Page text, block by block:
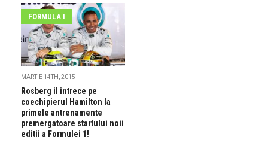
FORMULA I
MARTIE 14TH, 2015
Rosberg il intrece pe
coechipierul Hamilton la
primele antrenamente
premergatoare startului noii
editii a Formulei 1!